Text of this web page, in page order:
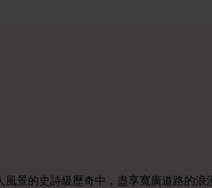
於西澳州各地的歷奇旅程吧。您可按
風景的史詩級歷奇中，盡享寬廣道路的浪